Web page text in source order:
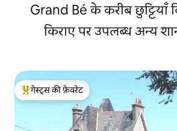
Grand Bé के करीब छुट्टियाँ
किराए पर उपलब्ध अन्य
गेस्ट्स का टॉप फ़ेवरेट
गेस्ट्स की फ़ेवरेट